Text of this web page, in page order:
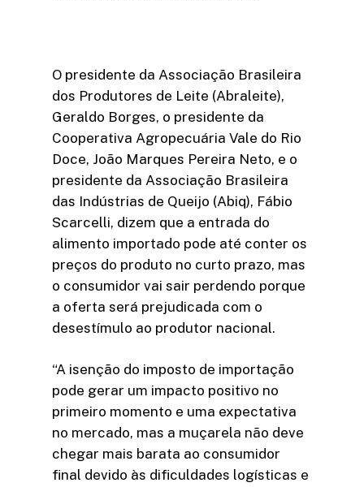
O presidente da Associação Brasileira
dos Produtores de Leite (Abraleite),
Geraldo Borges, o presidente da
Cooperativa Agropecuária Vale do Rio
Doce, João Marques Pereira Neto, e o
presidente da Associação Brasileira
das Indústrias de Queijo (Abiq), Fábio
Scarcelli, dizem que a entrada do
alimento importado pode até conter os
preços do produto no curto prazo, mas
o consumidor vai sair perdendo porque
a oferta será prejudicada com o
desestímulo ao produtor nacional.
“A isenção do imposto de importação
pode gerar um impacto positivo no
primeiro momento e uma expectativa
no mercado, mas a muçarela não deve
chegar mais barata ao consumidor
final devido às dificuldades logísticas e